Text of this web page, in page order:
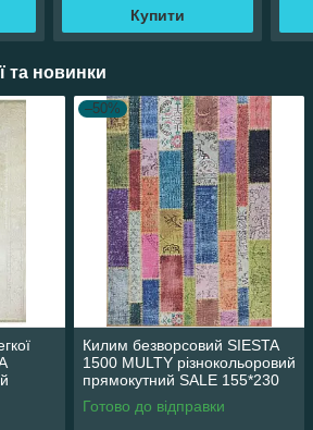
Купити
та новинки
–50%
Килим безворсовий SIESTA
1500 MULTY різнокольоровий
прямокутний SALE 155*230
см
Готово до відправки